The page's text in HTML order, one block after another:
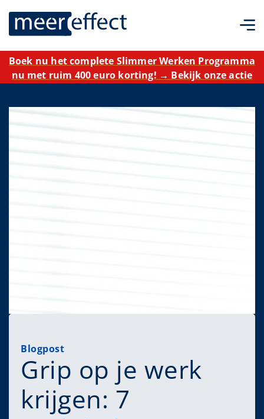
Boek nu het complete Slimmer Werken Programma
nu met ruim 400 euro korting! → Bekijk onze actie
Blogpost
Grip op je werk
krijgen: 7